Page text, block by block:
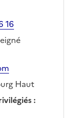
16
Haut
: